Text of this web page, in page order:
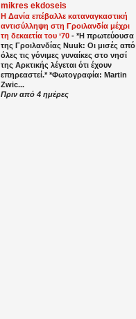
mikres ekdoseis
Η Δανία επέβαλλε καταναγκαστική
αντισύλληψη στη Γροιλανδία μέχρι
τη δεκαετία του ‘70 - *Η πρωτεύουσα
της Γροιλανδίας Nuuk: Οι μισές από
όλες τις γόνιμες γυναίκες στο νησί
της Αρκτικής λέγεται ότι έχουν
επηρεαστεί.* *Φωτογραφία: Martin
Zwic...
Πριν από 4 ημέρες